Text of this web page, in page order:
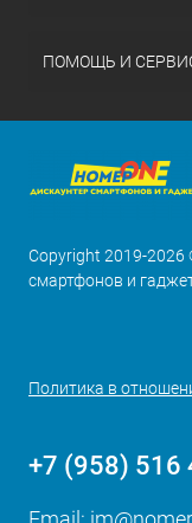
ПОМОЩЬ И
Copyright 2019-2026
смартфонов и
Политика в
+7 (958) 516